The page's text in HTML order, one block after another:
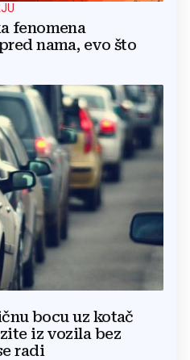
fenomena
nama, evo što
bocu uz kotač
iz vozila bez
radi